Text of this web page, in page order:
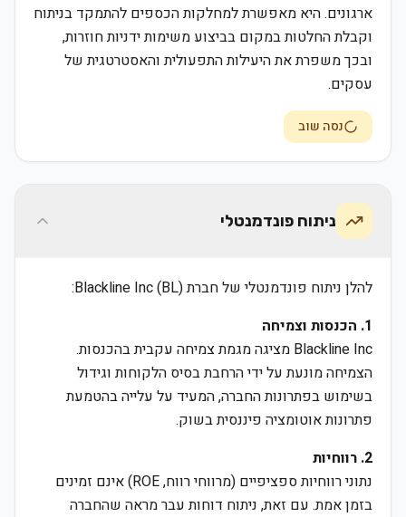
ארגונים. היא מאפשרת למחלקות הכספים להתמקד בניתוח
וקבלת החלטות במקום בביצוע משימות ידניות חוזרות,
ובכך משפרת את היעילות התפעולית והאסטרטגית של
עסקים.
נסה שוב
ניתוח פונדמנטלי
להלן ניתוח פונדמנטלי של חברת Blackline Inc (BL):
1. הכנסות וצמיחה
Blackline Inc מציגה מגמת צמיחה עקבית בהכנסות.
הצמיחה מונעת על ידי הרחבת בסיס הלקוחות וגידול
בשימוש בפתרונות החברה, המעיד על עלייה בהטמעת
פתרונות אוטומציה פיננסית בשוק.
2. רווחיות
נתוני רווחיות ספציפיים (מרווחי רווח, ROE) אינם זמינים
בזמן אמת. עם זאת, ניתוח דוחות עבר מראה שהחברה